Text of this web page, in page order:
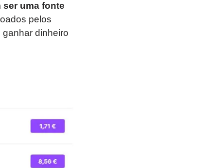
ser uma fonte
pelos
dinheiro